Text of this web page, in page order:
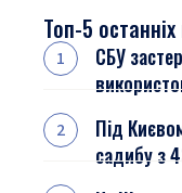
Топ-5
СБУ
Під
садибу з